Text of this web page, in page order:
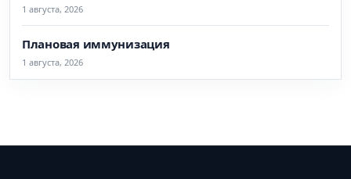
1 августа, 2026
Плановая иммунизация
1 августа, 2026